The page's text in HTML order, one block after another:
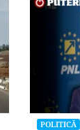
POLITICĂ